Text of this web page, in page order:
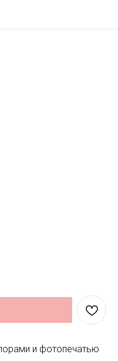
и фотопечатью